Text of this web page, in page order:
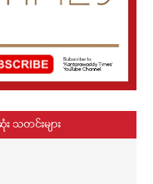
သတင်းများ